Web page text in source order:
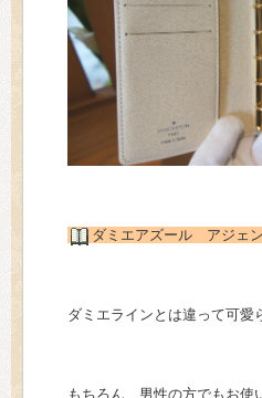
ダミエアズール アジェ
ダミエラインとは違って可愛
もちろん、男性の方でもお使